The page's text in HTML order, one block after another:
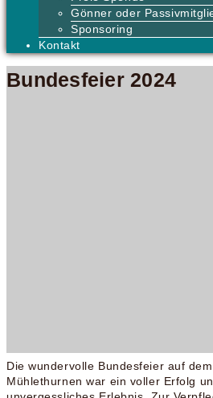
Gönner oder
Sponsoring
Kontakt
Bundesfeier 2024
Die wundervolle Bundesfeier auf
Mühlethurnen war ein voller Erfolg